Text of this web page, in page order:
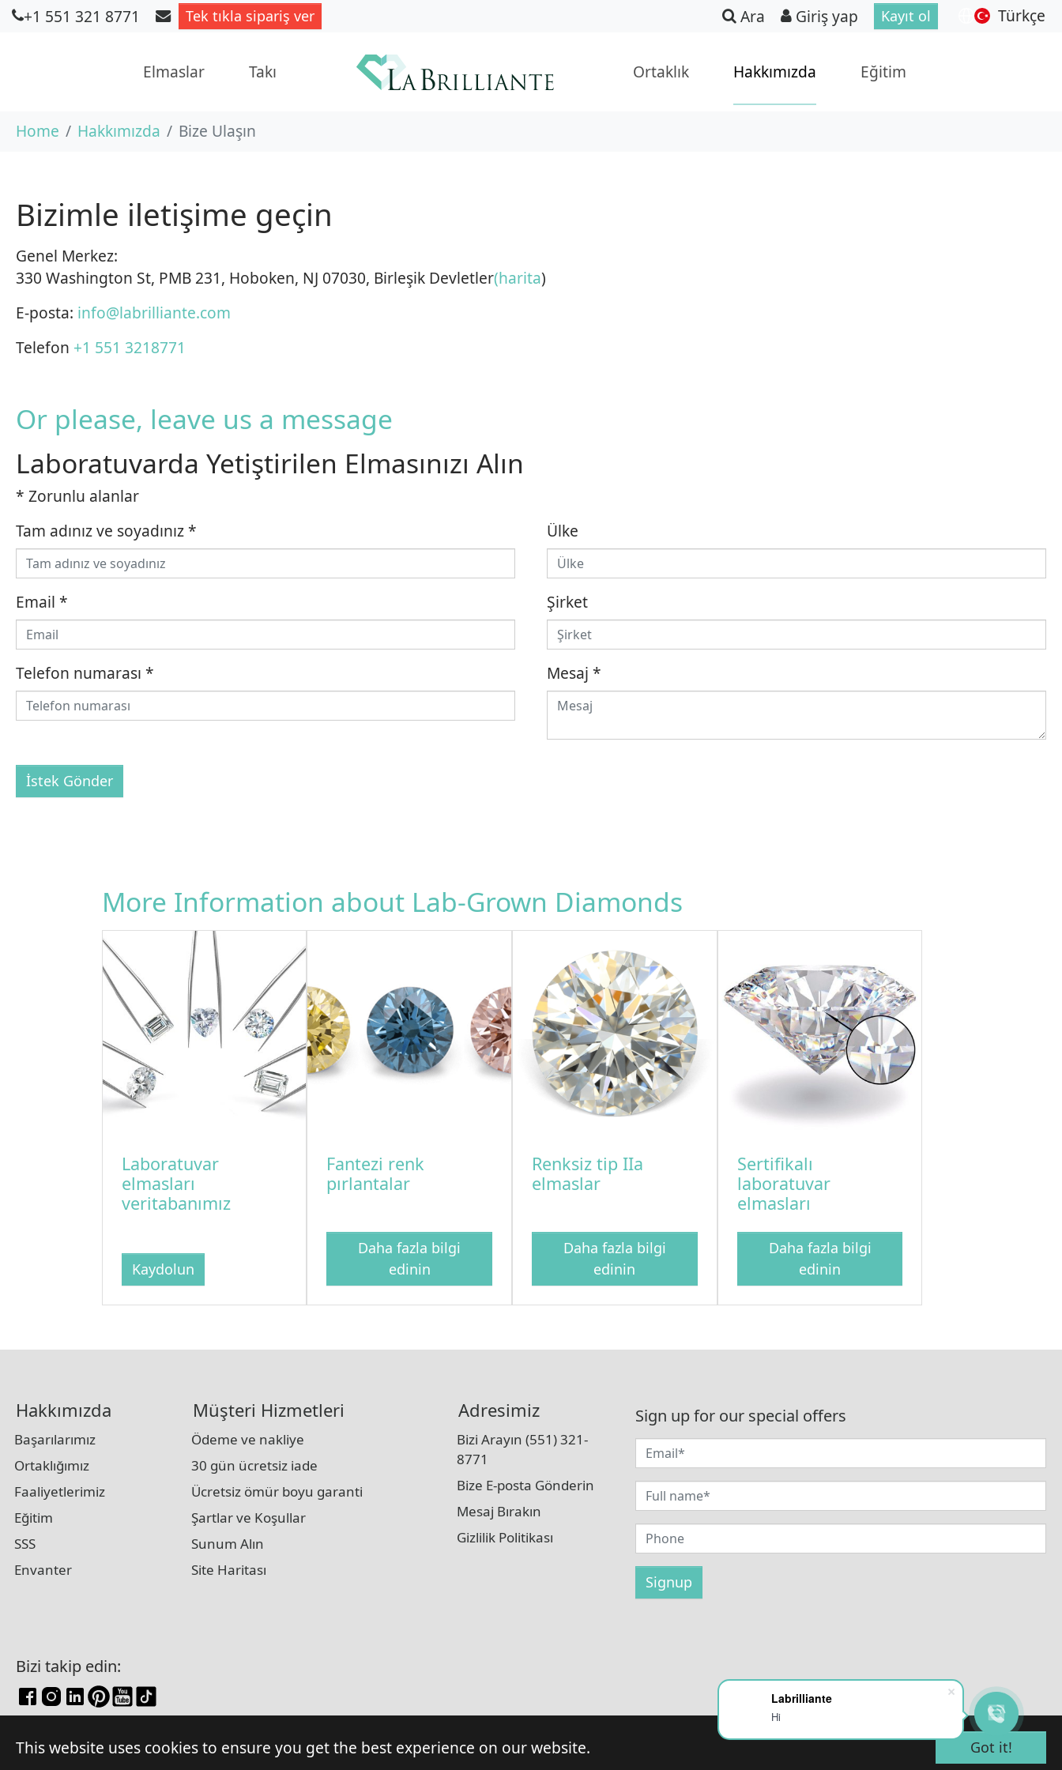
Labrilliante
Hi
This website uses cookies to ensure you get the best experience on our website. Got it!
Skip to main content
+1 551 321 8771 Tek tıkla sipariş ver Ara Giriş yap Kayıt ol Türkçe
Elmaslar Takı Ortaklık Hakkımızda Eğitim
You are here:
Home Hakkımızda Bize Ulaşın
Bizimle iletişime geçin
Genel Merkez:
330 Washington St, PMB 231, Hoboken, NJ 07030, Birleşik Devletler(harita)
E-posta: info@labrilliante.com
Telefon +1 551 3218771
Or please, leave us a message
Laboratuvarda Yetiştirilen Elmasınızı Alın
* Zorunlu alanlar
Tam adınız ve soyadınız*
Email *
Telefon numarası *
Ülke
Şirket
Mesaj *
İstek Gönder
More Information about Lab-Grown Diamonds
Laboratuvar
elmasları
veritabanımız
Kaydolun
Fantezi renk
pırlantalar
Daha fazla bilgi
edinin
Renksiz tip IIa
elmaslar
Daha fazla bilgi
edinin
Sertifikalı
laboratuvar
elmasları
Daha fazla bilgi
edinin
Hakkımızda
Başarılarımız
Ortaklığımız
Faaliyetlerimiz
Eğitim
SSS
Envanter
Müşteri Hizmetleri
Ödeme ve nakliye
30 gün ücretsiz iade
Ücretsiz ömür boyu garanti
Şartlar ve Koşullar
Sunum Alın
Site Haritası
Adresimiz(current)
Bizi Arayın (551) 321-
8771
Bize E-posta Gönderin
Mesaj Bırakın
Gizlilik Politikası
Sign up for our special offers
Bizi takip edin:
© Telif Hakkı 2026 LaBrilliante tarafından